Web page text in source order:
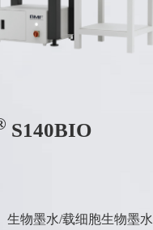
S140BIO
生物墨水/载细胞生物墨水